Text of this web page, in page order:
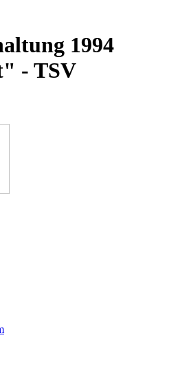
1994
- TSV